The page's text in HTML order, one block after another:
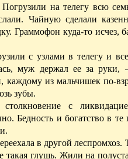
на телегу всю
Чайную сделали
Граммофон куда-то исчез,
с узлами в телегу и
муж держал ее за руки,
каждому из мальчишек по-
зубы.
с
Бедность и богатство в
в другой
такая глушь. Жили на